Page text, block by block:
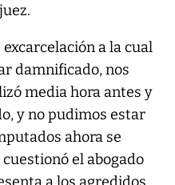
a la cual
damnificado, nos
media hora antes y
y no pudimos estar
ahora se
el abogado
a los agredidos.